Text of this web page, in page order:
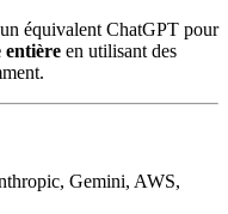
équivalent ChatGPT pour
entière en utilisant des
Gemini, AWS,